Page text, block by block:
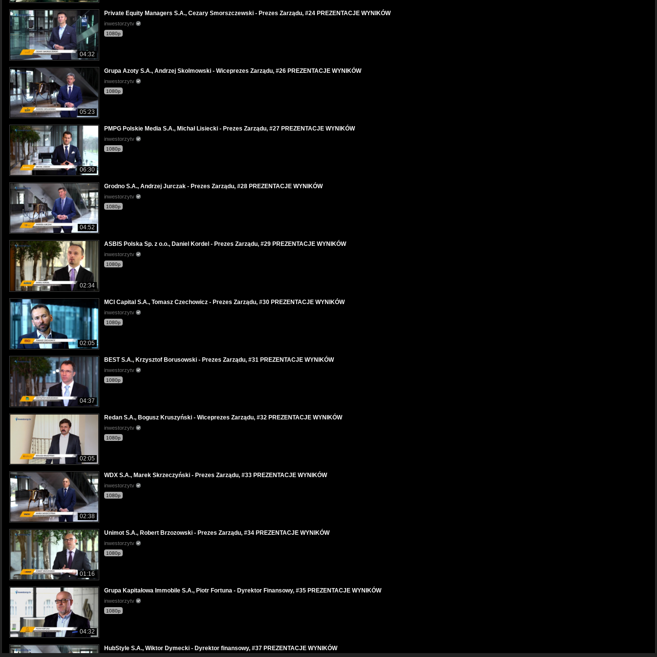
04:32
Private Equity Managers S.A., Cezary Smorszczewski - Prezes Zarządu, #24 PREZENTACJE WYNIKÓW
inwestorzytv
1080p
05:23
Grupa Azoty S.A., Andrzej Skolmowski - Wiceprezes Zarządu, #26 PREZENTACJE WYNIKÓW
inwestorzytv
1080p
06:30
PMPG Polskie Media S.A., Michał Lisiecki - Prezes Zarządu, #27 PREZENTACJE WYNIKÓW
inwestorzytv
1080p
04:52
Grodno S.A., Andrzej Jurczak - Prezes Zarządu, #28 PREZENTACJE WYNIKÓW
inwestorzytv
1080p
02:34
ASBIS Polska Sp. z o.o., Daniel Kordel - Prezes Zarządu, #29 PREZENTACJE WYNIKÓW
inwestorzytv
1080p
02:05
MCI Capital S.A., Tomasz Czechowicz - Prezes Zarządu, #30 PREZENTACJE WYNIKÓW
inwestorzytv
1080p
04:37
BEST S.A., Krzysztof Borusowski - Prezes Zarządu, #31 PREZENTACJE WYNIKÓW
inwestorzytv
1080p
02:05
Redan S.A., Bogusz Kruszyński - Wiceprezes Zarządu, #32 PREZENTACJE WYNIKÓW
inwestorzytv
1080p
02:38
WDX S.A., Marek Skrzeczyński - Prezes Zarządu, #33 PREZENTACJE WYNIKÓW
inwestorzytv
1080p
01:16
Unimot S.A., Robert Brzozowski - Prezes Zarządu, #34 PREZENTACJE WYNIKÓW
inwestorzytv
1080p
04:32
Grupa Kapitałowa Immobile S.A., Piotr Fortuna - Dyrektor Finansowy, #35 PREZENTACJE WYNIKÓW
inwestorzytv
1080p
HubStyle S.A., Wiktor Dymecki - Dyrektor finansowy, #37 PREZENTACJE WYNIKÓW